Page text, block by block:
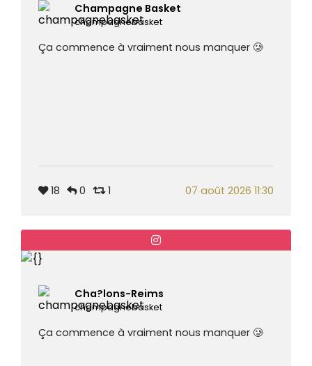
Champagne Basket
champagnebasket
Ça commence à vraiment nous manquer 🥲
18 0 1 07 août 2026 11:30
Cha?lons-Reims
champagnebasket
Ça commence à vraiment nous manquer 🥲